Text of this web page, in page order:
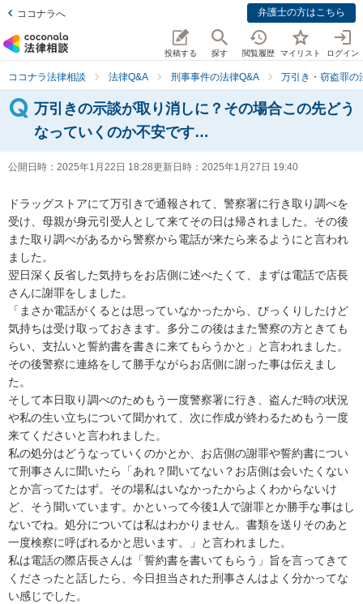
ココナラへ 弁護士の方はこちら
投稿する 探す 閲覧履歴 マイリスト ログイン
ココナラ法律相談 法律Q&A 刑事事件の法律Q&A 万引き・窃盗罪の
万引きの示談が取り消しに？その場合この先どう
なっていくのか不安です…
公開日時： 2025年1月22日 18:28更新日時： 2025年1月27日 19:40
ドラッグストアにて万引きで通報されて、警察署に行き取り調べを
受け、母親が身元引受人として来てその日は帰されました。その後
また取り調べがあるから警察から電話が来たら来るようにと言われ
ました。
翌日深く反省した気持ちをお店側に述べたくて、まずは電話で店長
さんに謝罪をしました。
「まさか電話がくるとは思っていなかったから、びっくりしたけど
気持ちは受け取っておきます。多分この後はまた警察の方ときても
らい、支払いと誓約書を書きに来てもらうかと」と言われました。
その後警察に連絡をして勝手ながらお店側に謝った事は伝えまし
た。
そして本日取り調べのためもう一度警察署に行き、盗んだ時の状況
や私の生い立ちについて聞かれて、次に作成が終わるためもう一度
来てくださいと言われました。
私の処分はどうなっていくのかとか、お店側の謝罪や誓約書につい
て刑事さんに聞いたら「あれ？聞いてない？お店側は会いたくない
とか言ってたはず。その場私はいなかったからよくわからないけ
ど、そう聞いています。かといって今後1人で謝罪とか勝手な事はし
ないでね。処分については私はわかりません。書類を送りそのあと
一度検察に呼ばれるかと思います。」と言われました。
私は電話の際店長さんは「誓約書を書いてもらう」旨を言ってきて
くださったと話したら、今日担当された刑事さんはよく分かってな
い感じでした。